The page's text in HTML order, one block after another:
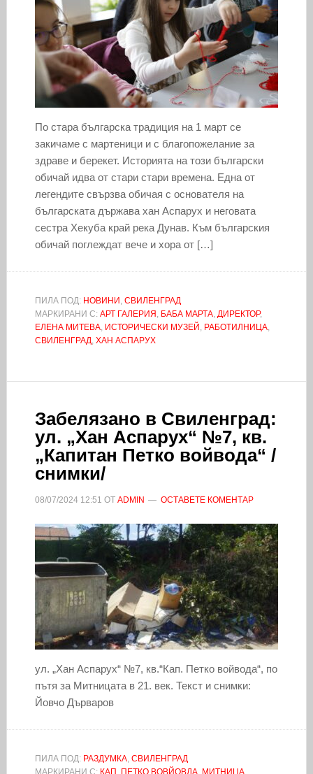
По стара българска традиция на 1 март се
закичаме с мартеници и с благопожелание за
здраве и берекет. Историята на този български
обичай идва от стари стари времена. Една от
легендите свързва обичая с основателя на
българската държава хан Аспарух и неговата
сестра Хекуба край река Дунав. Към българския
обичай поглеждат вече и хора от […]
ПИЛА ПОД: НОВИНИ , СВИЛЕНГРАД
МАРКИРАНИ С: АРТ ГАЛЕРИЯ , БАБА МАРТА, ДИРЕКТОР,
ЕЛЕНА МИТЕВА, ИСТОРИЧЕСКИ МУЗЕЙ , РАБОТИЛНИЦА,
СВИЛЕНГРАД, ХАН АСПАРУХ
Забелязано в Свиленград:
ул. „Хан Аспарух“ №7, кв.
„Капитан Петко войвода“ /
снимки/
08/07/2024 12:51 ОТ ADMIN ОСТАВЕТЕ КОМЕНТАР
ул. „Хан Аспарух“ №7, кв.“Кап. Петко войвода“, по
пътя за Митницата в 21. век. Текст и снимки:
Йовчо Дърваров
ПИЛА ПОД: РАЗДУМКА, СВИЛЕНГРАД
МАРКИРАНИ С: КАП. ПЕТКО ВОВЙОВДА, МИТНИЦА